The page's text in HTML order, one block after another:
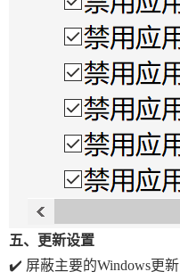
五、更新设置
✔️ 屏蔽主要的Windows更新